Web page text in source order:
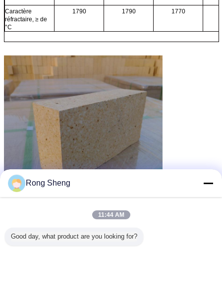
Caractère
réfractaire, ≥ de
°C
1790 1790 1770
Rong Sheng
11:44 AM
Good day, what product are you looking for?